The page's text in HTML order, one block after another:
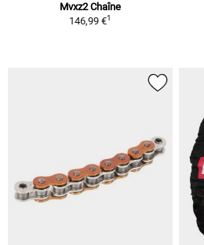
Mvxz2 Chaîne
146,99 €1